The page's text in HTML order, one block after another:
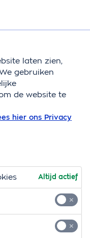
Schade inzittenden
jij of je passagiers
kosten.
laten zien,
gebruiken
de website te
hier ons Privacy
Altijd actief